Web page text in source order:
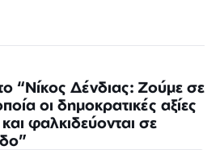
“Νίκος Δένδιας: Ζούμε σε
οι δημοκρατικές αξίες
φαλκιδεύονται σε